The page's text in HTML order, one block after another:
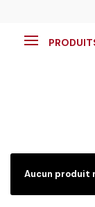
Aucun produit